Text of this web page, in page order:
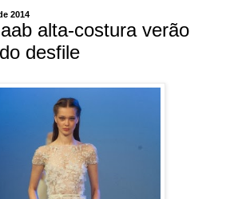
2014
alta-costura verão
desfile